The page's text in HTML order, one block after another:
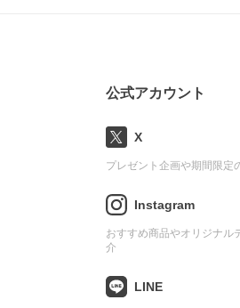
公式アカウント
X
プレゼント企画や期間限定
Instagram
おすすめ商品やオリジナル
介
LINE